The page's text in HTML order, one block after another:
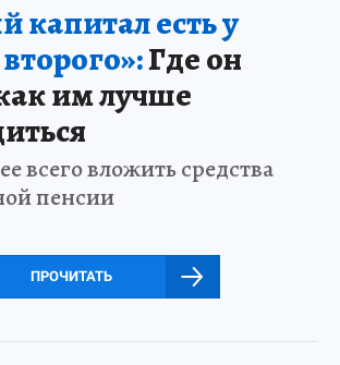
капитал есть у
Где он
им лучше
всего вложить средства
пенсии
ПРОЧИТАТЬ